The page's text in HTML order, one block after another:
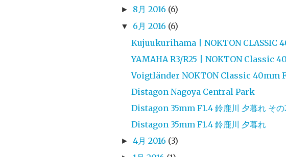
► 8月 2016 (6)
▼ 6月 2016 (6)
Kujuukurihama | NOKTON CLASSIC
YAMAHA R3/R25 | NOKTON Classic
Voigtländer NOKTON Classic 40mm
Distagon Nagoya Central Park
Distagon 35mm F1.4 鈴鹿川 夕暮れ そ
Distagon 35mm F1.4 鈴鹿川 夕暮れ
►4月 2016 (3)